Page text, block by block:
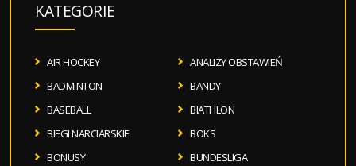
KATEGORIE
AIR HOCKEY
ANALIZY OBSTAWIEŃ
BADMINTON
BANDY
BASEBALL
BIATHLON
BIEGI NARCIARSKIE
BOKS
BONUSY
BUNDESLIGA